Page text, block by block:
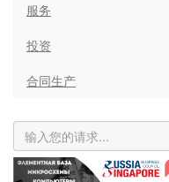
服务
投资
合同生产
Previous